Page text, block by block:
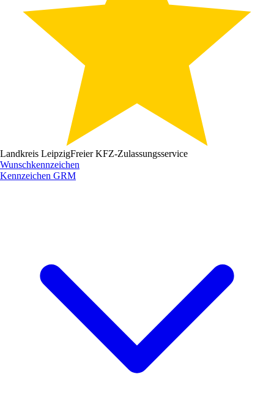
Landkreis LeipzigFreier KFZ-Zulassungsservice
Wunschkennzeichen
Kennzeichen GRM